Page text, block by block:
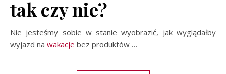
tak czy nie?
Nie jesteśmy sobie w stanie wyobrazić, jak wyglądałby
wyjazd na wakacje bez produktów …